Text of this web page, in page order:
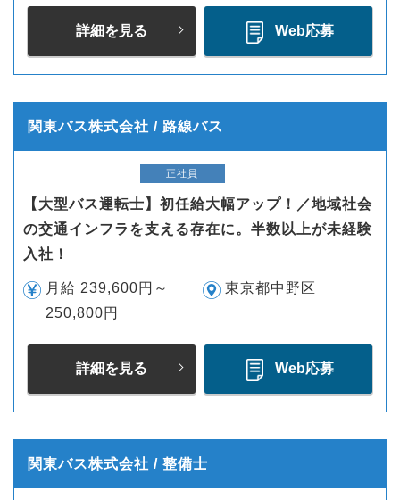
詳細を見る Web応募
関東バス株式会社 / 路線バス
正社員
【大型バス運転士】初任給大幅アップ！／地域社会
の交通インフラを支える存在に。半数以上が未経験
入社！
月給 239,600円～
250,800円
東京都中野区
詳細を見る Web応募
関東バス株式会社 / 整備士